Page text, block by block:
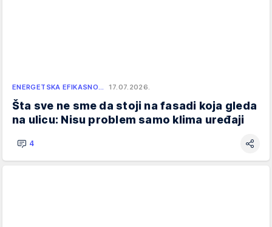
ENERGETSKA EFIKASNO… 17.07.2026.
Šta sve ne sme da stoji na fasadi koja gleda
na ulicu: Nisu problem samo klima uređaji
4